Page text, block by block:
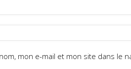
mon e-mail et mon site dans le